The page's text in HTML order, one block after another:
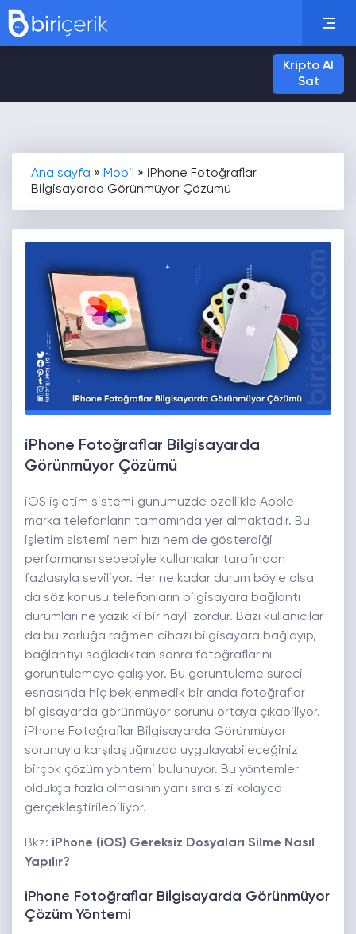
Kripto Al
Sat
Ana sayfa » Mobil » iPhone Fotoğraflar
Bilgisayarda Görünmüyor Çözümü
iPhone Fotoğraflar Bilgisayarda
Görünmüyor Çözümü
iOS işletim sistemi günümüzde özellikle Apple
marka telefonların tamamında yer almaktadır. Bu
işletim sistemi hem hızı hem de gösterdiği
performansı sebebiyle kullanıcılar tarafından
fazlasıyla seviliyor. Her ne kadar durum böyle olsa
da söz konusu telefonların bilgisayara bağlantı
durumları ne yazık ki bir hayli zordur. Bazı kullanıcılar
da bu zorluğa rağmen cihazı bilgisayara bağlayıp,
bağlantıyı sağladıktan sonra fotoğraflarını
görüntülemeye çalışıyor. Bu görüntüleme süreci
esnasında hiç beklenmedik bir anda fotoğraflar
bilgisayarda görünmüyor sorunu ortaya çıkabiliyor.
iPhone Fotoğraflar Bilgisayarda Görünmüyor
sorunuyla karşılaştığınızda uygulayabileceğiniz
birçok çözüm yöntemi bulunuyor. Bu yöntemler
oldukça fazla olmasının yanı sıra sizi kolayca
gerçekleştirilebiliyor.
Bkz: iPhone (iOS) Gereksiz Dosyaları Silme Nasıl
Yapılır?
iPhone Fotoğraflar Bilgisayarda Görünmüyor
Çözüm Yöntemi